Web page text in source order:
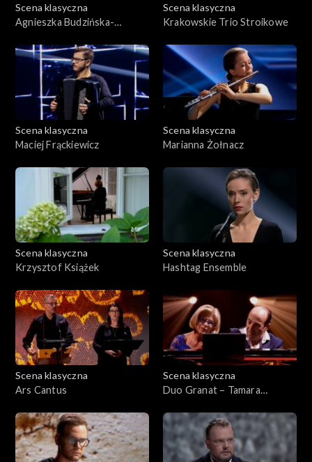
Scena klasyczna
Agnieszka Budzińska-
Scena klasyczna
Krakowskie Trio Stroikowe
Scena klasyczna
Maciej Frąckiewicz
Scena klasyczna
Marianna Żołnacz
Scena klasyczna
Krzysztof Książek
Scena klasyczna
Hashtag Ensemble
Scena klasyczna
Ars Cantus
Scena klasyczna
Duo Granat – Tamara